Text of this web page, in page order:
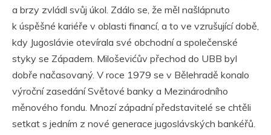
a brzy zvládl svůj úkol. Zdálo se, že měl našlápnuto
k úspěšné kariéře v oblasti financí, a to ve vzrušující době,
kdy Jugoslávie otevírala své obchodní a společenské
styky se Západem. Miloševićův přechod do UBB byl
dobře načasovaný. V roce 1979 se v Bělehradě konalo
výroční zasedání Světové banky a Mezinárodního
měnového fondu. Mnozí západní představitelé se chtěli
setkat s jedním z nové generace jugoslávských bankéřů.